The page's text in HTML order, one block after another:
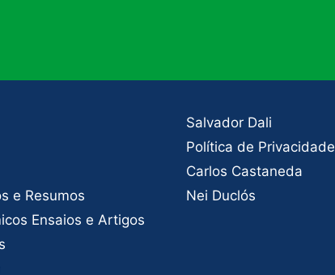
e Resumos
Ensaios e Artigos
Salvador Dali
Política de Privacidade
Carlos Castaneda
Nei Duclós